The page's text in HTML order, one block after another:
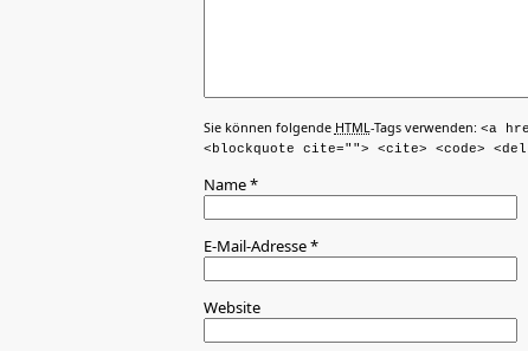
Sie können folgende HTML -Tags verwenden: <a
<blockquote cite=""> <cite> <code>
Name*
E-Mail-Adresse*
Website